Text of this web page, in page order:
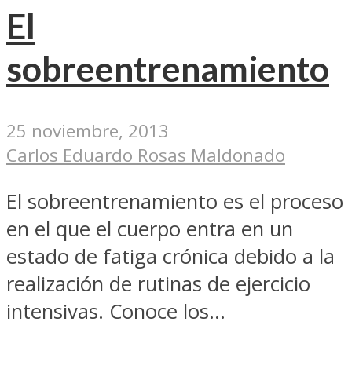
El
sobreentrenamiento
25 noviembre, 2013
Carlos Eduardo Rosas Maldonado
El sobreentrenamiento es el proceso
en el que el cuerpo entra en un
estado de fatiga crónica debido a la
realización de rutinas de ejercicio
intensivas. Conoce los...